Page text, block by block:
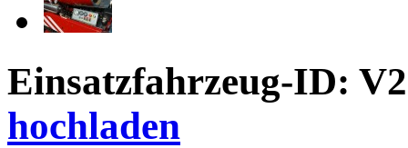
Einsatzfahrzeug-ID:
hochladen